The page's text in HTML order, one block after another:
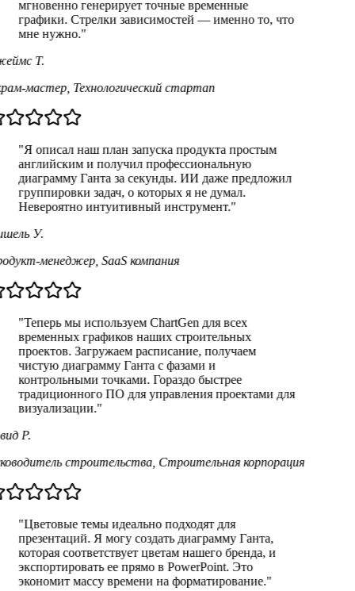
мгновенно генерирует точные временные
графики. Стрелки зависимостей — именно то, что
мне нужно."
Т.
мастер, Технологический стартап
"Я описал наш план запуска продукта простым
английским и получил профессиональную
диаграмму Ганта за секунды. ИИ даже предложил
группировки задач, о которых я не думал.
Невероятно интуитивный инструмент."
У.
менеджер, SaaS компания
"Теперь мы используем ChartGen для всех
временных графиков наших строительных
проектов. Загружаем расписание, получаем
чистую диаграмму Ганта с фазами и
контрольными точками. Гораздо быстрее
традиционного ПО для управления проектами для
визуализации."
Р.
строительства, Строительная корпорация
"Цветовые темы идеально подходят для
презентаций. Я могу создать диаграмму Ганта,
которая соответствует цветам нашего бренда, и
экспортировать ее прямо в PowerPoint. Это
экономит массу времени на форматирование."